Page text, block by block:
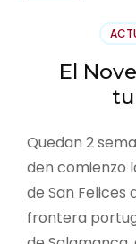
El
Quedan 2
den comienzo
de San Felices
frontera